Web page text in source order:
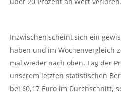
Inzwischen scheint sich ein
haben und im Wochenvergleich
mal wieder nach oben. Lag der
unserem letzten statistischen
bei 60,17 Euro im Durchschnitt,